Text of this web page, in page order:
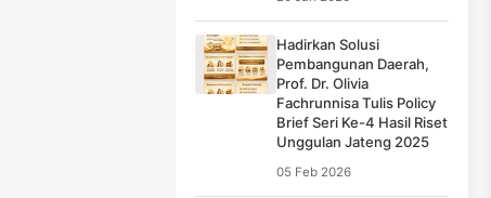
Hadirkan Solusi
Pembangunan Daerah,
Prof. Dr. Olivia
Fachrunnisa Tulis Policy
Brief Seri Ke-4 Hasil Riset
Unggulan Jateng 2025
05 Feb 2026